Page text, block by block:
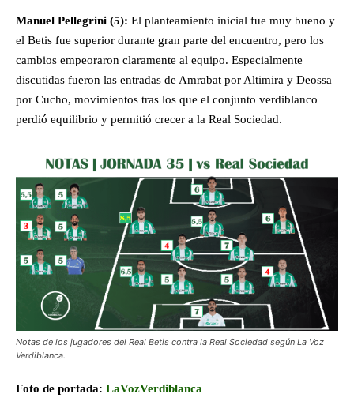
Manuel Pellegrini (5): El planteamiento inicial fue muy bueno y
el Betis fue superior durante gran parte del encuentro, pero los
cambios empeoraron claramente al equipo. Especialmente
discutidas fueron las entradas de Amrabat por Altimira y Deossa
por Cucho, movimientos tras los que el conjunto verdiblanco
perdió equilibrio y permitió crecer a la Real Sociedad.
Notas de los jugadores del Real Betis contra la Real Sociedad según La Voz
Verdiblanca.
Foto de portada: LaVozVerdiblanca